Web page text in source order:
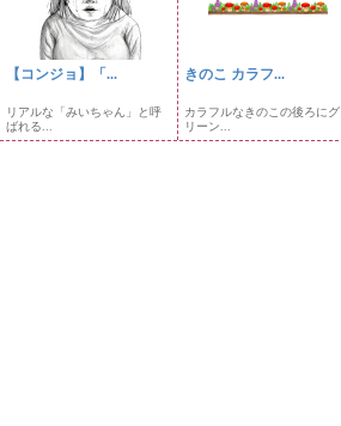
【コンジョ】「...
リアルな「みいちゃん」と呼
ばれる...
きのこ カラフ...
カラフルなきのこの後ろにグ
リーン...